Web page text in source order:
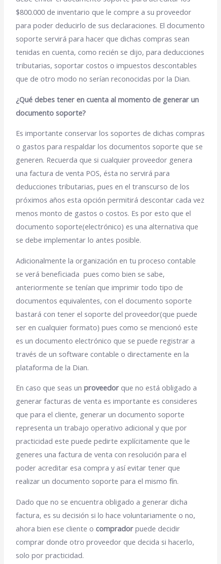
$800.000 de inventario que le compre a su proveedor
para poder deducirlo de sus declaraciones. El documento
soporte servirá para hacer que dichas compras sean
tenidas en cuenta, como recién se dijo, para deducciones
tributarias, soportar costos o impuestos descontables
que de otro modo no serían reconocidas por la Dian.
¿Qué debes tener en cuenta al momento de generar un
documento soporte?
Es importante conservar los soportes de dichas compras
o gastos para respaldar los documentos soporte que se
generen. Recuerda que si cualquier proveedor genera
una factura de venta POS, ésta no servirá para
deducciones tributarias, pues en el transcurso de los
próximos años esta opción permitirá descontar cada vez
menos monto de gastos o costos. Es por esto que el
documento soporte(electrónico) es una alternativa que
se debe implementar lo antes posible.
Adicionalmente la organización en tu proceso contable
se verá beneficiada pues como bien se sabe,
anteriormente se tenían que imprimir todo tipo de
documentos equivalentes, con el documento soporte
bastará con tener el soporte del proveedor(que puede
ser en cualquier formato) pues como se mencionó este
es un documento electrónico que se puede registrar a
través de un software contable o directamente en la
plataforma de la Dian.
En caso que seas unproveedor que no está obligado a
generar facturas de venta es importante es consideres
que para el cliente, generar un documento soporte
representa un trabajo operativo adicional y que por
practicidad este puede pedirte explícitamente que le
generes una factura de venta con resolución para el
poder acreditar esa compra y así evitar tener que
realizar un documento soporte para el mismo fín.
Dado que no se encuentra obligado a generar dicha
factura, es su decisión si lo hace voluntariamente o no,
ahora bien ese cliente ocomprador puede decidir
comprar donde otro proveedor que decida si hacerlo,
solo por practicidad.